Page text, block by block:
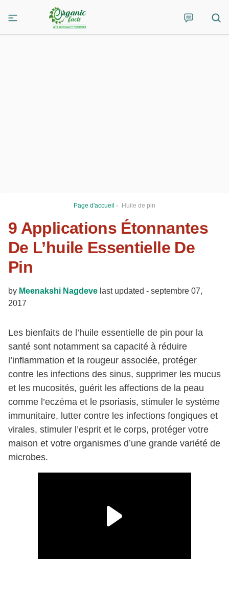
Page d'accueil › Huile de pin
9 Applications Étonnantes
De L’huile Essentielle De
Pin
by Meenakshi Nagdeve last updated - septembre 07,
2017
Les bienfaits de l’huile essentielle de pin pour la
santé sont notamment sa capacité à réduire
l’inflammation et la rougeur associée, protéger
contre les infections des sinus, supprimer les mucus
et les mucosités, guérit les affections de la peau
comme l’eczéma et le psoriasis, stimuler le système
immunitaire, lutter contre les infections fongiques et
virales, stimuler l’esprit et le corps, protéger votre
maison et votre organismes d’une grande variété de
microbes.